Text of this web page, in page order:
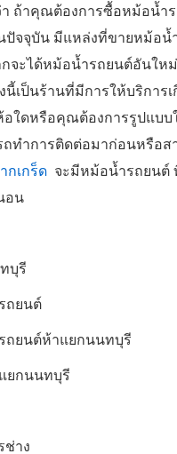
ถ้าคุณต้องการซื้อหม้อน้ำ
ปัจจุบัน มีแหล่งที่ขายหม้อ
จะได้หม้อน้ำรถยนต์อันใหม่
นี้เป็นร้านที่มีการให้บริกา
ใดหรือคุณต้องการรูปแบ
ำการติดต่อมาก่อนหรือสา
กเกร็ด จะมีหม้อน้ำรถยนต์
อน
บุรี
ถยนต์
ถยนต์ห้าแยกนนทบุรี
ยกนนทบุรี
าง